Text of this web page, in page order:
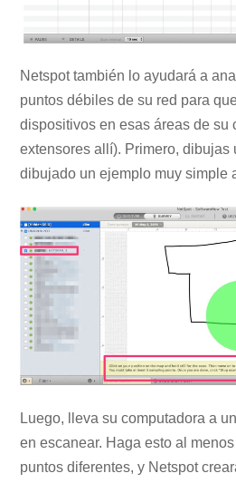
Netspot también lo ayudará a
puntos débiles de su red para
dispositivos en esas áreas de su
extensores allí). Primero, dibujas
dibujado un ejemplo muy simple
Luego, lleva su computadora a
en escanear. Haga esto al
puntos diferentes, y Netspot